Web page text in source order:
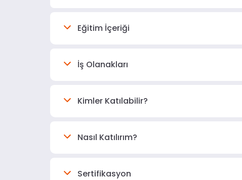
Eğitim İçeriği
İş Olanakları
Kimler Katılabilir?
Nasıl Katılırım?
Sertifikasyon